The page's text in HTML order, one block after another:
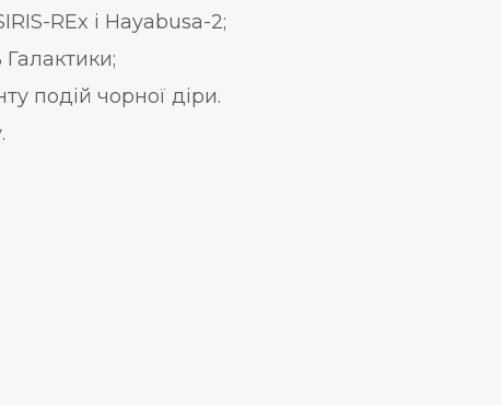
REx i Hayabusa-2;
подій чорної діри.